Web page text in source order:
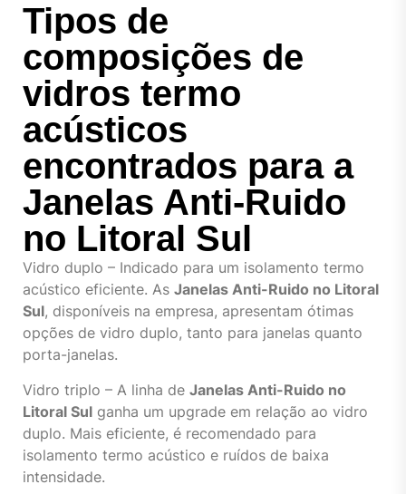
Tipos de
composições de
vidros termo
acústicos
encontrados para a
Janelas Anti-Ruido
no Litoral Sul
Vidro duplo – Indicado para um isolamento termo
acústico eficiente. As Janelas Anti-Ruido no Litoral
Sul, disponíveis na empresa, apresentam ótimas
opções de vidro duplo, tanto para janelas quanto
porta-janelas.
Vidro triplo – A linha de Janelas Anti-Ruido no
Litoral Sul ganha um upgrade em relação ao vidro
duplo. Mais eficiente, é recomendado para
isolamento termo acústico e ruídos de baixa
intensidade.